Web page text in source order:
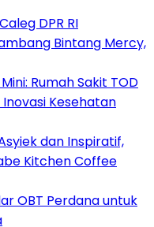
DPR RI
Bintang Mercy,
Rumah Sakit TOD
Kesehatan
dan Inspiratif,
Kitchen Coffee
OBT Perdana untuk